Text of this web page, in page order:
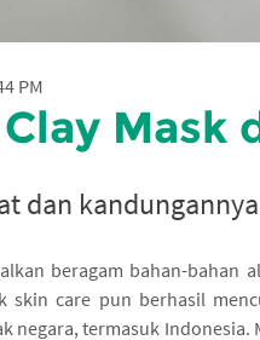
PM
Mask
dan
beragam bahan-bahan
skin care pun berhasil
negara, termasuk Indonesia.